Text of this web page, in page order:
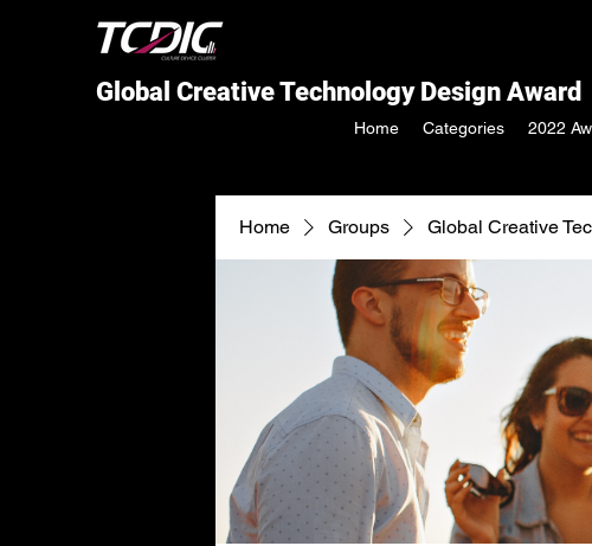
Global Creative Technology Design Award
Home Categories 2022
Home Groups Global Creative